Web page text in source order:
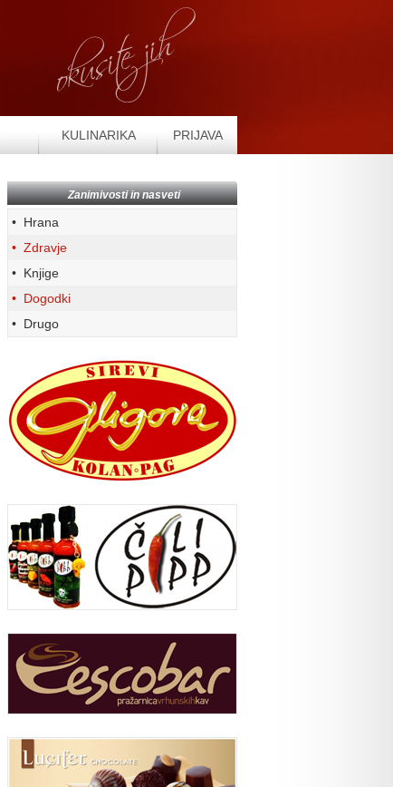
KULINARIKA PRIJAVA
Zanimivosti in nasveti
• Hrana
• Zdravje
• Knjige
• Dogodki
• Drugo